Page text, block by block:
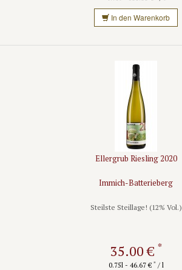
In den Warenkorb
Ellergrub Riesling 2020
Immich-Batterieberg
Steilste Steillage! (12% Vol.)
35.00 € *
0.75l - 46.67 € */ l